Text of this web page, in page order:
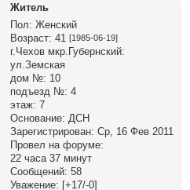
Житель
Пол: Женский
Возраст: 41 [1985-06-19]
г.Чехов мкр.Губернский:
ул.Земская
дом №: 10
подъезд №: 4
этаж: 7
Основание: ДСН
Зарегистрирован: Ср, 16 Фев 2011
Провел на форуме:
22 часа 37 минут
Сообщений: 58
Уважение: [+17/-0]